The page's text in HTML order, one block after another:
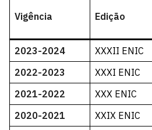
Vigência Edição
2023-2024
XXXII ENIC
2022-2023
XXXI ENIC
2021-2022
XXX ENIC
2020-2021
XXIX ENIC